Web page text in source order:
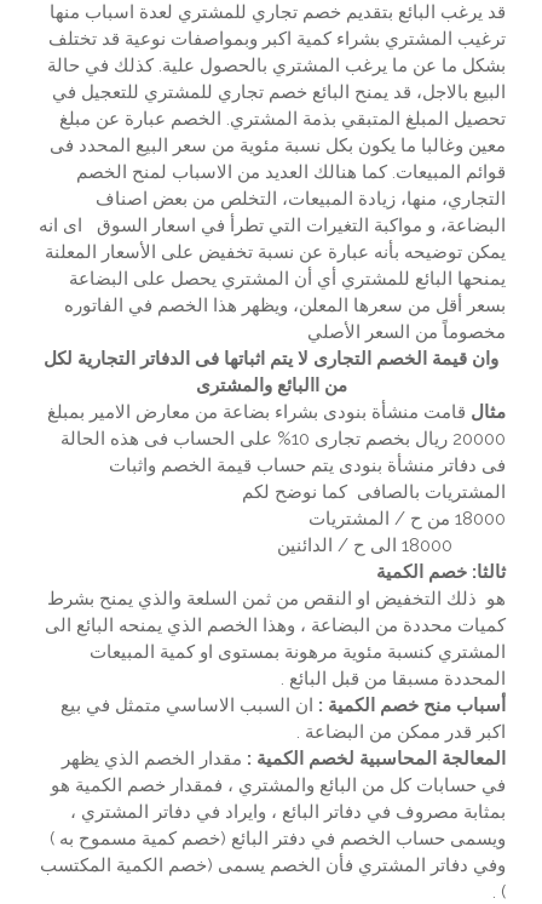
قد يرغب البائع بتقديم خصم تجاري للمشتري لعدة اسباب منها
ترغيب المشتري بشراء كمية اكبر وبمواصفات نوعية قد تختلف
بشكل ما عن ما يرغب المشتري بالحصول علية. كذلك في حالة
البيع بالاجل، قد يمنح البائع خصم تجاري للمشتري للتعجيل في
تحصيل المبلغ المتبقي بذمة المشتري. الخصم عبارة عن مبلغ
معين وغالبا ما يكون بكل نسبة مئوية من سعر البيع المحدد فى
قوائم المبيعات. كما هنالك العديد من الاسباب لمنح الخصم
التجاري، منها، زيادة المبيعات، التخلص من بعض اصناف
البضاعة، و مواكبة التغيرات التي تطرأ في اسعار السوق اى انه
يمكن توضيحه بأنه عبارة عن نسبة تخفيض على الأسعار المعلنة
يمنحها البائع للمشتري أي أن المشتري يحصل على البضاعة
بسعر أقل من سعرها المعلن، ويظهر هذا الخصم في الفاتوره
مخصوماً من السعر الأصلي
وان قيمة الخصم التجارى لا يتم اثباتها فى الدفاتر التجارية لكل
من االبائع والمشترى
مثال قامت منشأة بنودى بشراء بضاعة من معارض الامير بمبلغ
20000 ريال بخصم تجارى 10% على الحساب فى هذه الحالة
فى دفاتر منشأة بنودى يتم حساب قيمة الخصم واثبات
المشتريات بالصافى كما نوضح لكم
18000 من ح / المشتريات
ثالثا: خصم الكمية
هو ذلك التخفيض او النقص من ثمن السلعة والذي يمنح بشرط
كميات محددة من البضاعة ، وهذا الخصم الذي يمنحه البائع الى
المشتري كنسبة مئوية مرهونة بمستوى او كمية المبيعات
المحددة مسبقا من قبل البائع .
أسباب منح خصم الكمية : ان السبب الاساسي متمثل في بيع
اكبر قدر ممكن من البضاعة .
المعالجة المحاسبية لخصم الكمية : مقدار الخصم الذي يظهر
في حسابات كل من البائع والمشتري ، فمقدار خصم الكمية هو
بمثابة مصروف في دفاتر البائع ، وايراد في دفاتر المشتري ،
ويسمى حساب الخصم في دفتر البائع (خصم كمية مسموح به )
وفي دفاتر المشتري فأن الخصم يسمى (خصم الكمية المكتسب
) .